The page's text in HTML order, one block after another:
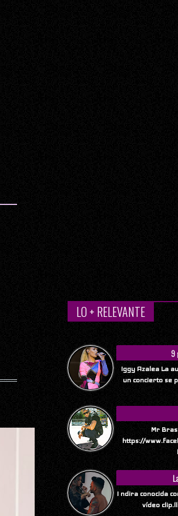
LO + RELEVANTE
9
Iggy Azalea La
un concierto se
Mr
https://
I ndira conocida
vídeo